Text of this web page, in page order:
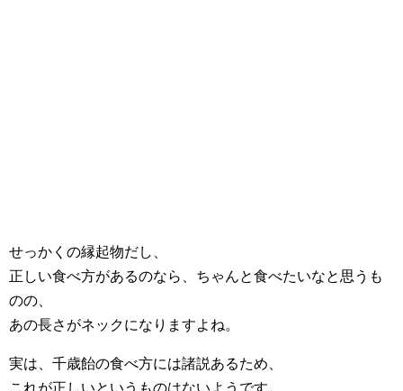
せっかくの縁起物だし、
正しい食べ方があるのなら、ちゃんと食べたいなと思うも
のの、
あの長さがネックになりますよね。
実は、千歳飴の食べ方には諸説あるため、
これが正しいというものはないようです。